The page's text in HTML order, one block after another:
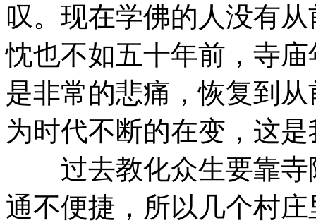
叹。现在学佛的人没有
忱也不如五十年前，寺
是非常的悲痛，恢复到
为时代不断的在变，这
过去教化众生要靠寺
通不便捷，所以几个村